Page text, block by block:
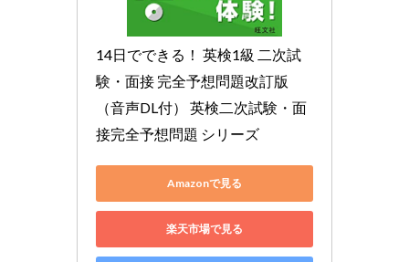
14日でできる！ 英検1級 二次試
験・面接 完全予想問題改訂版
（音声DL付） 英検二次試験・面
接完全予想問題 シリーズ
Amazonで見る
楽天市場で見る